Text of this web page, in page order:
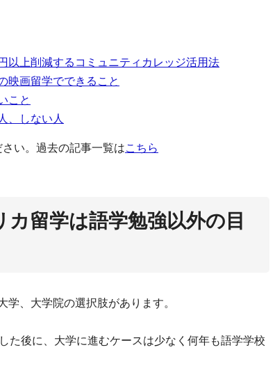
51
駐
買い物シーン別に解説！役立
K1ビザからグリーンカー
アメリカの大学
金
アメリカで働くうえで
安全なイ
プロムって本当にある？アメリカ
以上削減するコミュニティカレッジ活用法
映画留学でできること
こと
、しない人
い。過去の記事一覧はこちら
留学は語学勉強以外の目
、大学院の選択肢があります。
た後に、大学に進むケースは少なく何年も語学学校